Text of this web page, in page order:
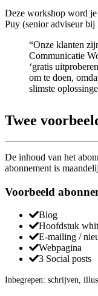
Deze workshop word
Puy (senior adviseur
“Onze klanten
Communicatie
‘gratis
om te doen,
slimste
Twee
De inhoud van het
abonnement is
Voorbeeld
Blog
Hoofdstuk
E-mailing /
Webpagina
3 Social posts
Inbegrepen: schrijven,